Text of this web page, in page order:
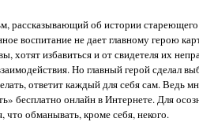
рассказывающий об истории
воспитание не дает главному герою
хотят избавиться и от свидетеля их
Но главный герой сделал
ответит каждый для себя сам. Ведь
бесплатно онлайн в Интернете. Для
что обманывать, кроме себя, некого.